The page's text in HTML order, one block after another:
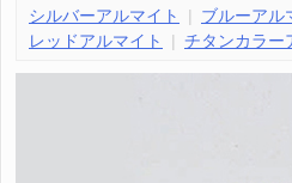
シルバーアルマイト
ブルーアル
レッドアルマイト
チタンカラー